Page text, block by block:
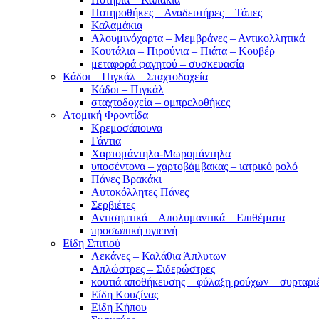
Ποτηροθήκες – Αναδευτήρες – Τάπες
Καλαμάκια
Αλουμινόχαρτα – Μεμβράνες – Αντικολλητικά
Κουτάλια – Πιρούνια – Πιάτα – Κουβέρ
μεταφορά φαγητού – συσκευασία
Κάδοι – Πιγκάλ – Σταχτοδοχεία
Κάδοι – Πιγκάλ
σταχτοδοχεία – ομπρελοθήκες
Ατομική Φροντίδα
Κρεμοσάπουνα
Γάντια
Χαρτομάντηλα-Μωρομάντηλα
υποσέντονα – χαρτοβάμβακας – ιατρικό ρολό
Πάνες Βρακάκι
Αυτοκόλλητες Πάνες
Σερβιέτες
Αντισηπτικά – Απολυμαντικά – Επιθέματα
προσωπική υγιεινή
Είδη Σπιτιού
Λεκάνες – Καλάθια Άπλυτων
Απλώστρες – Σιδερώστρες
κουτιά αποθήκευσης – φύλαξη ρούχων –
Είδη Κουζίνας
Είδη Κήπου